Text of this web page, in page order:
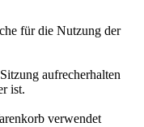
für die Nutzung der
aufrecherhalten
ist.
verwendet